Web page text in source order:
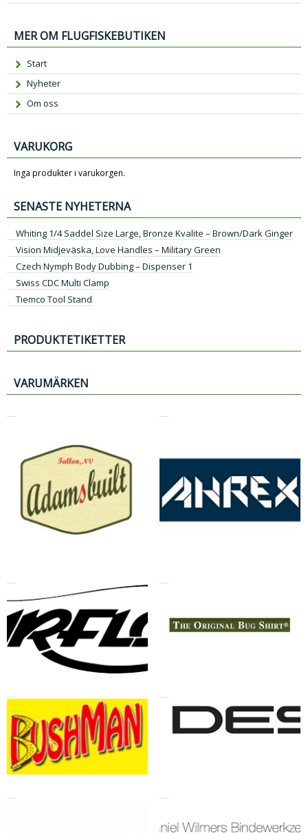
MER OM FLUGFISKEBUTIKEN
Start
Nyheter
Om oss
VARUKORG
Inga produkter i varukorgen.
SENASTE NYHETERNA
Whiting 1/4 Saddel Size Large, Bronze Kvalite – Brown/Dark Ginger
Vision Midjeväska, Love Handles – Military Green
Czech Nymph Body Dubbing – Dispenser 1
Swiss CDC Multi Clamp
Tiemco Tool Stand
PRODUKTETIKETTER
VARUMÄRKEN